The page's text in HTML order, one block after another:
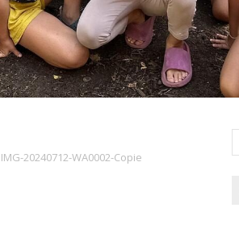
IMG-20240712-WA0002-Copie